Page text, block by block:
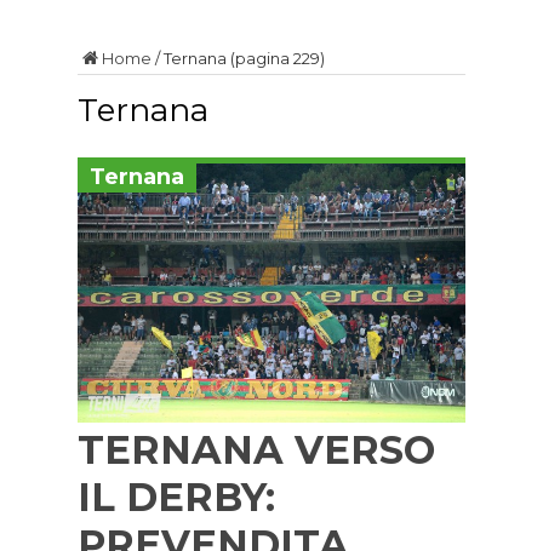
Home /Ternana (pagina 229)
Ternana
Ternana
TERNANA VERSO
IL DERBY: